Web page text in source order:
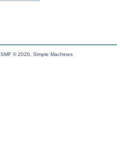
SMF © 2020 Simple Machines